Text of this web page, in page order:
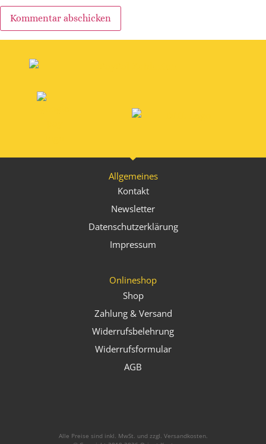
Allgemeines
Kontakt
Newsletter
Datenschutzerklärung
Impressum
Onlineshop
Shop
Zahlung & Versand
Widerrufsbelehrung
Widerrufsformular
AGB
Alle Preise sind inkl. MwSt. und zzgl. Versandkosten.